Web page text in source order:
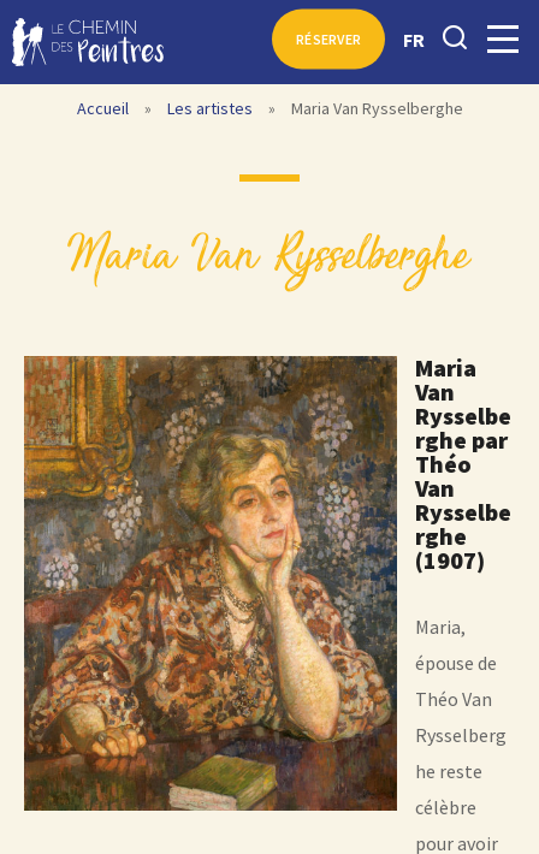
RÉSERVER FR
Accueil » Les artistes » Maria Van Rysselberghe
Maria Van Rysselberghe
Maria
Van
Rysselbe
rghe par
Théo
Van
Rysselbe
rghe
(1907)
Maria,
épouse de
Théo Van
Rysselberg
he reste
célèbre
pour avoir